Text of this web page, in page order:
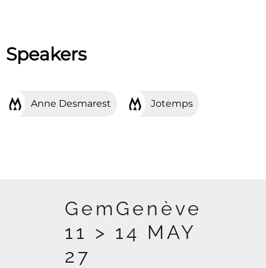
Speakers
Anne Desmarest Jotemps
GemGenève
11 > 14 MAY
27